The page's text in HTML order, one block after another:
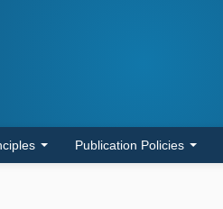
Publication Policies